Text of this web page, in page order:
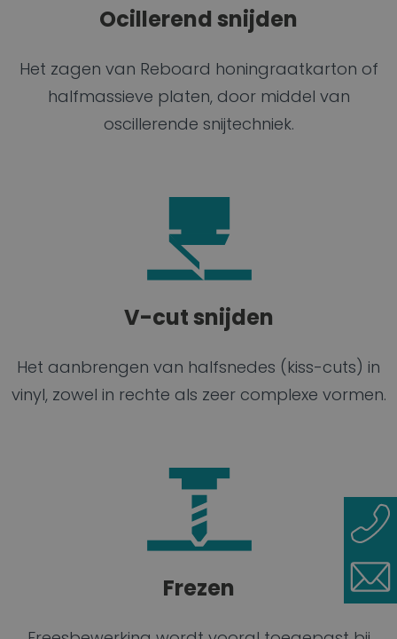
Ocillerend snijden
Het zagen van Reboard honingraatkarton of
halfmassieve platen, door middel van
oscillerende snijtechniek.
V-cut snijden
Het aanbrengen van halfsnedes (kiss-cuts) in
vinyl, zowel in rechte als zeer complexe vormen.
Frezen